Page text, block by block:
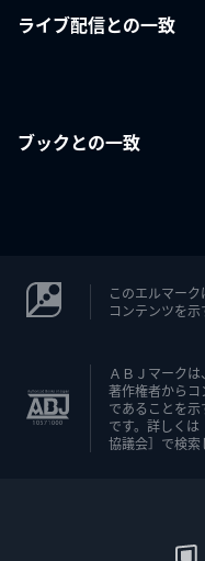
ライブ配信との一致
ブックとの一致
このエルマー
コンテンツを
ＡＢＪマークは
著作権者からコ
であることを示
です。詳しく
協議会］で検索